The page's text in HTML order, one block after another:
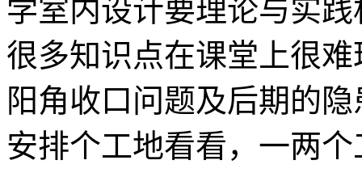
学室内设计要理论与实
很多知识点在课堂上很
阳角收口问题及后期的
安排个工地看看，一两